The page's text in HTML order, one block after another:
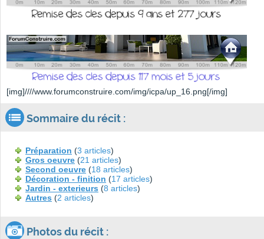
[img]////www.forumconstruire.com/img/icpa/up_16.png[/img]
Sommaire du récit :
Préparation (3 articles)
Gros oeuvre (21 articles)
Second oeuvre (18 articles)
Décoration - finition (17 articles)
Jardin - exterieurs (8 articles)
Autres (2 articles)
Photos du récit :